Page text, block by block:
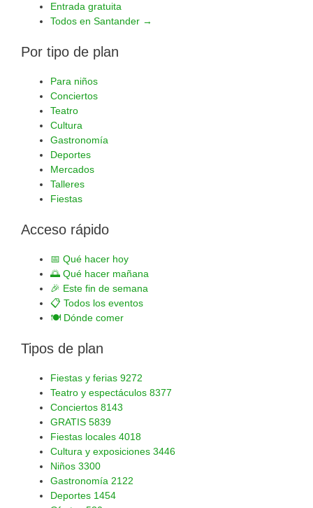
Entrada gratuita
Todos en Santander →
Por tipo de plan
Para niños
Conciertos
Teatro
Cultura
Gastronomía
Deportes
Mercados
Talleres
Fiestas
Acceso rápido
📅 Qué hacer hoy
🌅 Qué hacer mañana
🎉 Este fin de semana
📋 Todos los eventos
🍽️ Dónde comer
Tipos de plan
Fiestas y ferias 9272
Teatro y espectáculos 8377
Conciertos 8143
GRATIS 5839
Fiestas locales 4018
Cultura y exposiciones 3446
Niños 3300
Gastronomía 2122
Deportes 1454